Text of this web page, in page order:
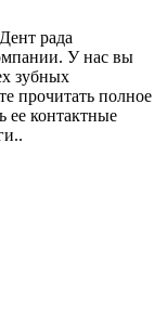
рада
У нас вы
зубных
прочитать полное
ее контактные